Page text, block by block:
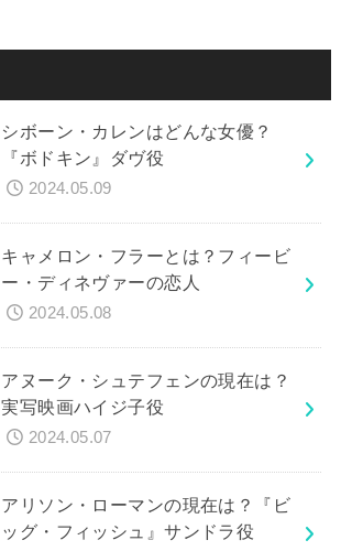
シボーン・カレンはどんな女優？
『ボドキン』ダヴ役
2024.05.09
キャメロン・フラーとは？フィービ
ー・ディネヴァーの恋人
2024.05.08
アヌーク・シュテフェンの現在は？
実写映画ハイジ子役
2024.05.07
アリソン・ローマンの現在は？『ビ
ッグ・フィッシュ』サンドラ役